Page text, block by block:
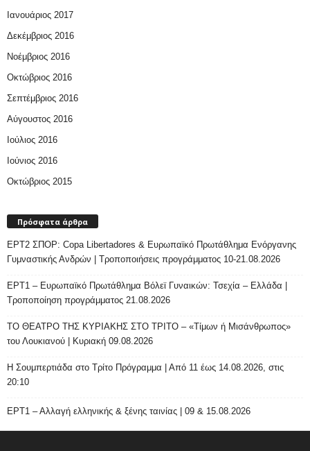
Ιανουάριος 2017
Δεκέμβριος 2016
Νοέμβριος 2016
Οκτώβριος 2016
Σεπτέμβριος 2016
Αύγουστος 2016
Ιούλιος 2016
Ιούνιος 2016
Οκτώβριος 2015
Πρόσφατα άρθρα
ΕΡΤ2 ΣΠΟΡ: Copa Libertadores & Ευρωπαϊκό Πρωτάθλημα Ενόργανης
Γυμναστικής Ανδρών | Τροποποιήσεις προγράμματος 10-21.08.2026
ΕΡΤ1 – Ευρωπαϊκό Πρωτάθλημα Βόλεϊ Γυναικών: Τσεχία – Ελλάδα |
Τροποποίηση προγράμματος 21.08.2026
ΤΟ ΘΕΑΤΡΟ ΤΗΣ ΚΥΡΙΑΚΗΣ ΣΤΟ ΤΡΙΤΟ – «Τίμων ή Μισάνθρωπος»
του Λουκιανού | Κυριακή 09.08.2026
H Σουμπερτιάδα στο Τρίτο Πρόγραμμα | Από 11 έως 14.08.2026, στις
20:10
ΕΡΤ1 – Αλλαγή ελληνικής & ξένης ταινίας | 09 & 15.08.2026